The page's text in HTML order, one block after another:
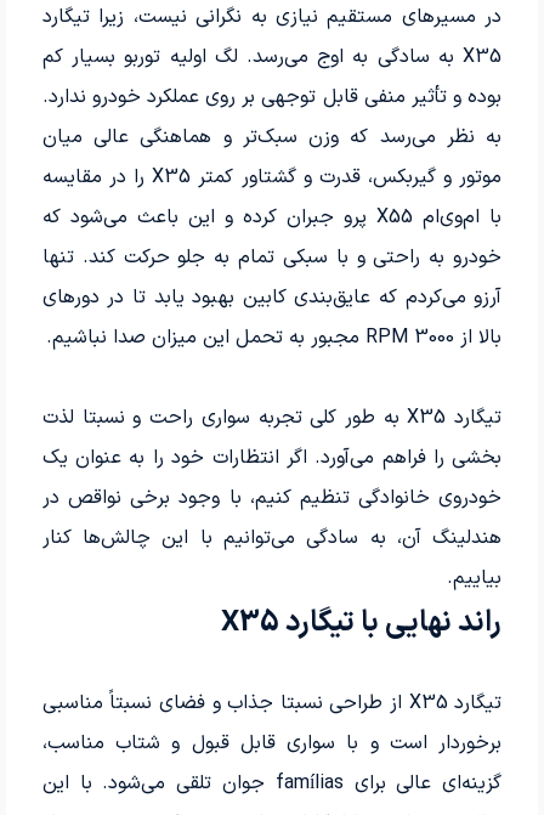
در مسیرهای مستقیم نیازی به نگرانی نیست، زیرا تیگارد
X35 به سادگی به اوج می‌رسد. لگ اولیه توربو بسیار کم
بوده و تأثیر منفی قابل توجهی بر روی عملکرد خودرو ندارد.
به نظر می‌رسد که وزن سبک‌تر و هماهنگی عالی میان
موتور و گیربکس، قدرت و گشتاور کمتر X35 را در مقایسه
با ام‌وی‌ام X55 پرو جبران کرده و این باعث می‌شود که
خودرو به راحتی و با سبکی تمام به جلو حرکت کند. تنها
آرزو می‌کردم که عایق‌بندی کابین بهبود یابد تا در دورهای
بالا از 3000 RPM مجبور به تحمل این میزان صدا نباشیم.
تیگارد X35 به طور کلی تجربه سواری راحت و نسبتا لذت
بخشی را فراهم می‌آورد. اگر انتظارات خود را به عنوان یک
خودروی خانوادگی تنظیم کنیم، با وجود برخی نواقص در
هندلینگ آن، به سادگی می‌توانیم با این چالش‌ها کنار
بیاییم.
راند نهایی با تیگارد X35
تیگارد X35 از طراحی نسبتا جذاب و فضای نسبتاً مناسبی
برخوردار است و با سواری قابل قبول و شتاب مناسب،
گزینه‌ای عالی برای famílias جوان تلقی می‌شود. با این